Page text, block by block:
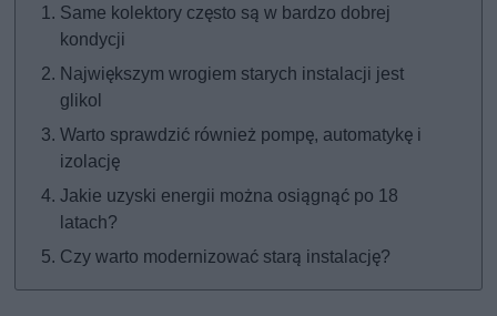
Same kolektory często są w bardzo dobrej
kondycji
Największym wrogiem starych instalacji jest
glikol
Warto sprawdzić również pompę, automatykę i
izolację
Jakie uzyski energii można osiągnąć po 18
latach?
Czy warto modernizować starą instalację?